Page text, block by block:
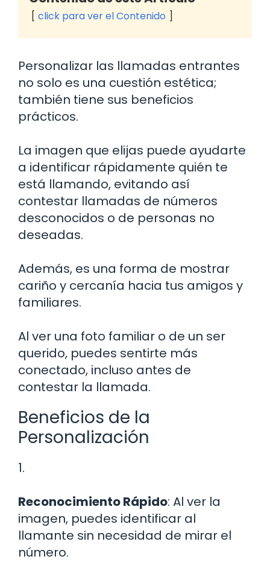
click para ver el Contenido
Personalizar las llamadas entrantes
no solo es una cuestión estética;
también tiene sus beneficios
prácticos.
La imagen que elijas puede ayudarte
a identificar rápidamente quién te
está llamando, evitando así
contestar llamadas de números
desconocidos o de personas no
deseadas.
Además, es una forma de mostrar
cariño y cercanía hacia tus amigos y
familiares.
Al ver una foto familiar o de un ser
querido, puedes sentirte más
conectado, incluso antes de
contestar la llamada.
Beneficios de la
Personalización
1.
Reconocimiento Rápido: Al ver la
imagen, puedes identificar al
llamante sin necesidad de mirar el
número.